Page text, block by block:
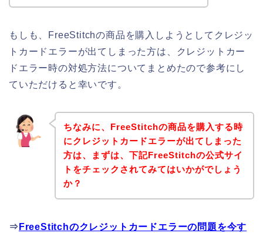
もしも、FreeStitchの商品を購入しようとしてクレジッ
トカードエラーが出てしまった方は、クレジットカー
ドエラー時の対処方法についてまとめたので参考にし
ていただけると幸いです。
ちなみに、FreeStitchの商品を購入する時
にクレジットカードエラーが出てしまった
方は、まずは、下記FreeStitchの公式サイ
トをチェックされてみてはいかがでしょう
か？
⇒ FreeStitchのクレジットカードエラーの問題を今す